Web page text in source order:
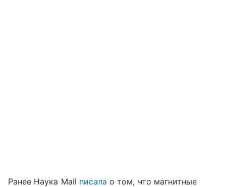
Ранее Наука Mail писала о том, что магнитные